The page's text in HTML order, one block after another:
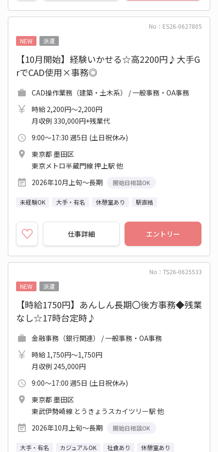
No：ES26-0627805
NEW
派遣
【10月開始】経験いかせる☆高2200円♪大手G
rでCAD使用×事務◎
CAD操作業務（建築・土木系） / 一般事務・OA事務
時給 2,200円～2,200円
月収例 330,000円+残業代
9:00～17:30 週5日 (土日祝休み)
東京都 墨田区
東京メトロ半蔵門線 押上駅 他
2026年10月上旬～長期
開始日相談OK
未経験OK 大手・有名 休憩室あり 駅直結
仕事詳細 エントリー
No：TS26-0625533
NEW
派遣
【時給1750円】あんしん長期〇後方事務◆残業
なし☆17時台定時♪
金融事務（銀行関連） / 一般事務・OA事務
時給 1,750円～1,750円
月収例 245,000円
9:00～17:00 週5日 (土日祝休み)
東京都 墨田区
東武伊勢崎線 とうきょうスカイツリー駅 他
2026年10月上旬～長期
開始日相談OK
大手・有名 カジュアルOK 社食あり 休憩室あり